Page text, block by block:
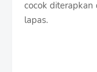
cocok
lapas.